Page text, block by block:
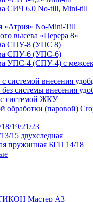
СИЧ 6.0 No-till, Mini-till
«Атрия» No-Mini-Till
высева «Церера 8»
СПУ-8 (УПС 8)
СПУ-6 (УПС-6)
УПС-4 (СПУ-4) с
системой внесения
системы внесения
системой ЖКУ
обработки (паровой)
19/21/23
15 двухследная
пружинная БГП 14/18
Мастер А3